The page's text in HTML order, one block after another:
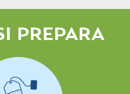
PREPARA